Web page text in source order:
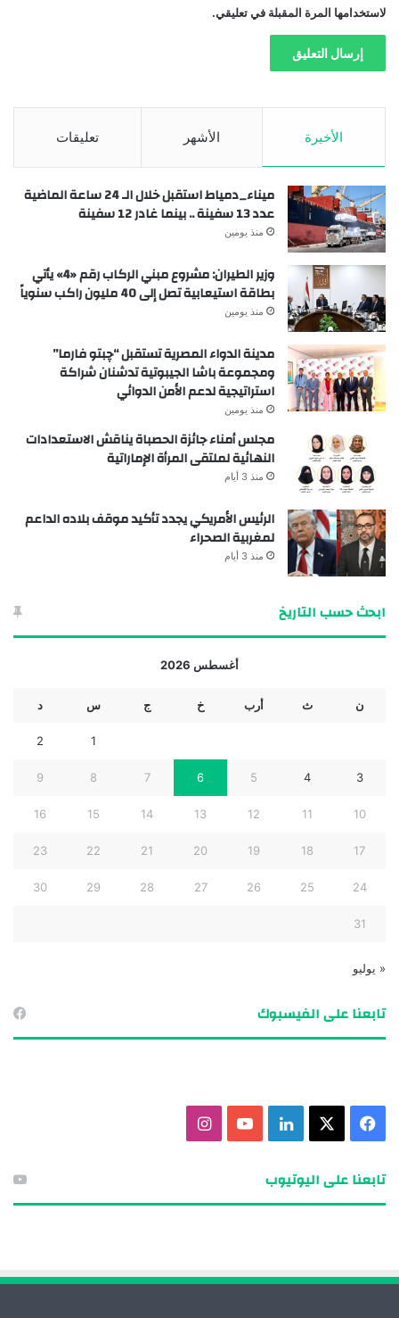
لاستخدامها المرة المقبلة في تعليقي.
الأخيرة الأشهر تعليقات
ميناء_دمياط استقبل خلال الـ 24 ساعة الماضية
عدد 13 سفينة .. بينما غادر 12 سفينة
منذ يومين
وزير الطيران: مشروع مبني الركاب رقم «4» يأتي
بطاقة استيعابية تصل إلى 40 مليون راكب سنوياً
منذ يومين
مدينة الدواء المصرية تستقبل “چبتو فارما”
ومجموعة باشا الجيبوتية تدشنان شراكة
استراتيجية لدعم الأمن الدوائي
منذ يومين
مجلس أمناء جائزة الحصباة يناقش الاستعدادات
النهائية لملتقى المرأة الإماراتية
منذ 3 أيام
الرئيس الأمريكي يجدد تأكيد موقف بلاده الداعم
لمغربية الصحراء
منذ 3 أيام
ابحث حسب التاريخ
أغسطس 2026
ن ث أرب خ ج س د
1
2
3
4
5
6
7
8
9
10
11
12
13
14
15
16
17
18
19
20
21
22
23
24
25
26
27
28
29
30
31
« يوليو
تابعنا على الفيسبوك
تابعنا على اليوتيوب